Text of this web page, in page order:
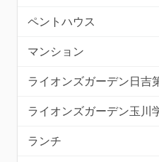
ペントハウス
マンション
ライオンズガーデン日吉
ライオンズガーデン玉川
ランチ